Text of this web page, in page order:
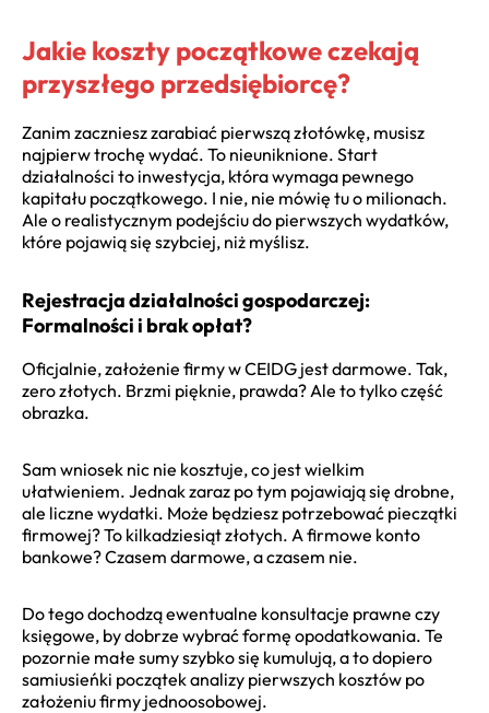
Jakie koszty początkowe czekają
przyszłego przedsiębiorcę?
Zanim zaczniesz zarabiać pierwszą złotówkę, musisz
najpierw trochę wydać. To nieuniknione. Start
działalności to inwestycja, która wymaga pewnego
kapitału początkowego. I nie, nie mówię tu o milionach.
Ale o realistycznym podejściu do pierwszych wydatków,
które pojawią się szybciej, niż myślisz.
Rejestracja działalności gospodarczej:
Formalności i brak opłat?
Oficjalnie, założenie firmy w CEIDG jest darmowe. Tak,
zero złotych. Brzmi pięknie, prawda? Ale to tylko część
obrazka.
Sam wniosek nic nie kosztuje, co jest wielkim
ułatwieniem. Jednak zaraz po tym pojawiają się drobne,
ale liczne wydatki. Może będziesz potrzebować pieczątki
firmowej? To kilkadziesiąt złotych. A firmowe konto
bankowe? Czasem darmowe, a czasem nie.
Do tego dochodzą ewentualne konsultacje prawne czy
księgowe, by dobrze wybrać formę opodatkowania. Te
pozornie małe sumy szybko się kumulują, a to dopiero
samiusieńki początek analizy pierwszych kosztów po
założeniu firmy jednoosobowej.